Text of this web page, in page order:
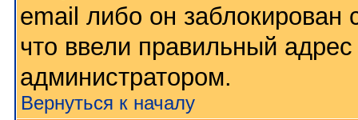
email либо он
что ввели правильный
администратором.
Вернуться к началу